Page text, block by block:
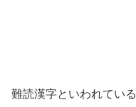
難読漢字といわれている